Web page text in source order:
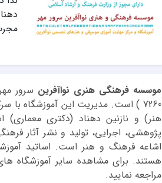
موسسه فرهنگی هنری نواآفرین سرور
7260 ) است. مدیریت این آموزشگاه
هنر) و نازنین دهناد (دکتری
پژوهشی، اجرایی، تولید و نشر آثار
اشاعه فرهنگ و هنر است. اساتید
هستند. برای مشاهده سایر آموزشگاه
مراجعه نمایید.